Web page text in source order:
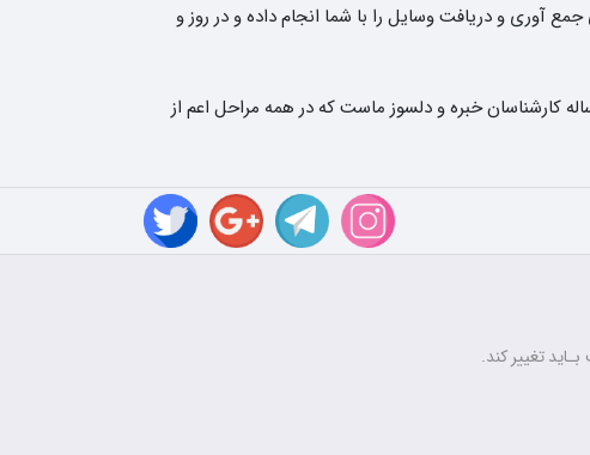
آوری و دریافت وسایل را با شما انجام داده و در روز و
کارشناسان خبره و دلسوز ماست که در همه مراحل اعم از
تغییر کند.